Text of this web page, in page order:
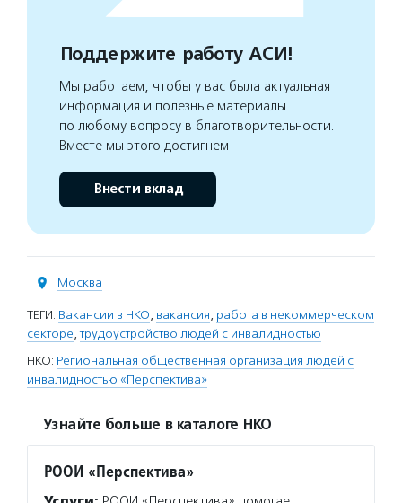
Поддержите работу АСИ!
Мы работаем, чтобы у вас была актуальная
информация и полезные материалы
по любому вопросу в благотворительности.
Вместе мы этого достигнем
Внести вклад
Москва
ТЕГИ: Вакансии в НКО, вакансия, работа в некоммерческом
секторе,трудоустройство людей с инвалидностью
НКО: Региональная общественная организация людей с
инвалидностью «Перспектива»
Узнайте больше в каталоге НКО
РООИ «Перспектива»